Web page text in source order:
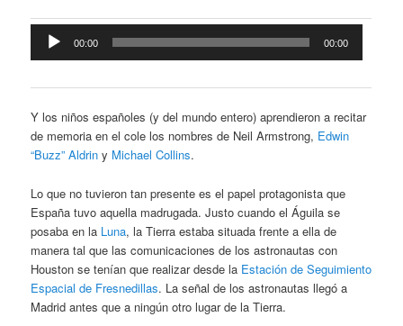
de
00:00 00:00
Y los niños españoles (y del mundo entero) aprendieron a recitar
de memoria en el cole los nombres de Neil Armstrong, Edwin
“Buzz” Aldrin y Michael Collins.
Lo que no tuvieron tan presente es el papel protagonista que
España tuvo aquella madrugada. Justo cuando el Águila se
posaba en la Luna, la Tierra estaba situada frente a ella de
manera tal que las comunicaciones de los astronautas con
Houston se tenían que realizar desde la Estación de Seguimiento
Espacial de Fresnedillas. La señal de los astronautas llegó a
Madrid antes que a ningún otro lugar de la Tierra.